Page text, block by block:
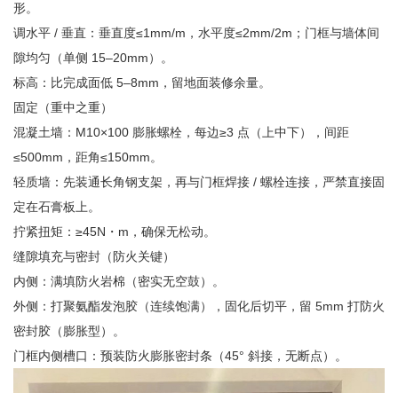
形。
调水平 / 垂直：垂直度≤1mm/m，水平度≤2mm/2m；门框与墙体间
隙均匀（单侧 15–20mm）。
标高：比完成面低 5–8mm，留地面装修余量。
固定（重中之重）
混凝土墙：M10×100 膨胀螺栓，每边≥3 点（上中下），间距
≤500mm，距角≤150mm。
轻质墙：先装通长角钢支架，再与门框焊接 / 螺栓连接，严禁直接固
定在石膏板上。
拧紧扭矩：≥45N・m，确保无松动。
缝隙填充与密封（防火关键）
内侧：满填防火岩棉（密实无空鼓）。
外侧：打聚氨酯发泡胶（连续饱满），固化后切平，留 5mm 打防火
密封胶（膨胀型）。
门框内侧槽口：预装防火膨胀密封条（45° 斜接，无断点）。